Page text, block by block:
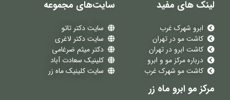
لینک های مفید
ابرو شهرک غرب
کاشت مو در تهران
کاشت ابرو در تهران
درباره مرکز مو و ابرو
کاشت مو شهرک غرب
سایت‌های مجموعه
سایت دکتر تاتو
سایت دکتر لاغری
دکتر میثم ضرغامی
کلینیک سعادت آباد
سایت کلینیک ماه زر
مرکز مو ابرو ماه زر